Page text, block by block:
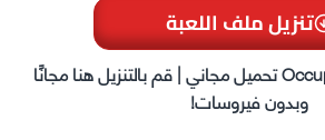
تنزيل ملف اللعبة
Occupy Mars The Game تحميل مجاني | قم بالتنزيل هنا مجانًا
وبدون فيروسات!